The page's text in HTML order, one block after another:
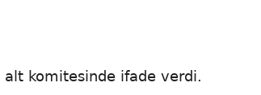
alt komitesinde ifade verdi.